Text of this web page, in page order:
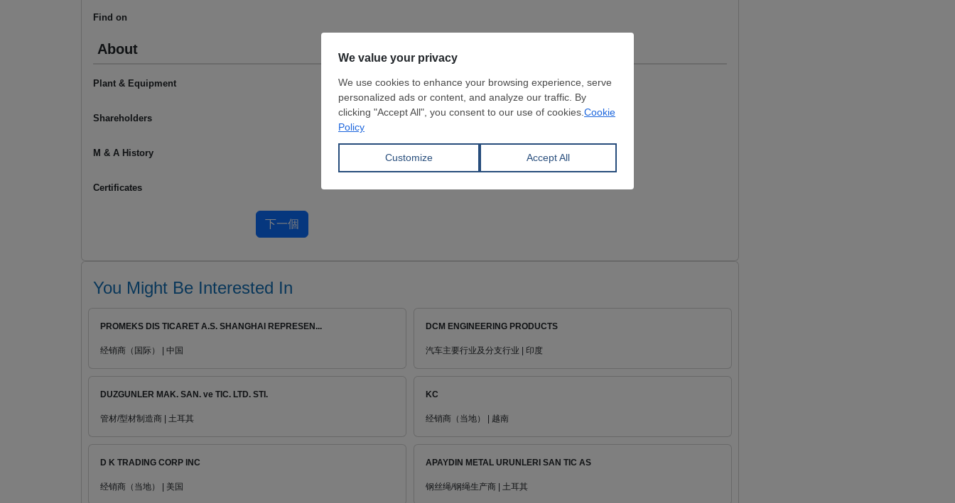
Find on
About
Plant & Equipment
Shareholders
M & A History
Certificates
You Might Be Interested In
PROMEKS DIS TICARET A.S. SHANGHAI REPRESEN...
经销商（国际） | 中国
DCM ENGINEERING PRODUCTS
汽车主要行业及分支行业 | 印度
DUZGUNLER MAK. SAN. ve TIC. LTD. STI.
管材/型材制造商 | 土耳其
KC
经销商（当地） | 越南
D K TRADING CORP INC
经销商（当地） | 美国
APAYDIN METAL URUNLERI SAN TIC AS
钢丝绳/钢绳生产商 | 土耳其